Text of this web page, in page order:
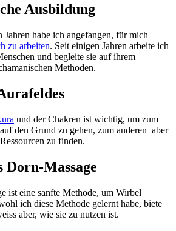
Ausbildung
Jahren habe ich angefangen, für mich
zu arbeiten. Seit einigen Jahren arbeite ich
und begleite sie auf ihrem
Methoden.
und der Chakren ist wichtig, um zum
den Grund zu gehen, zum anderen aber
zu finden.
Massage
ist eine sanfte Methode, um Wirbel
ich diese Methode gelernt habe, biete
aber, wie sie zu nutzen ist.